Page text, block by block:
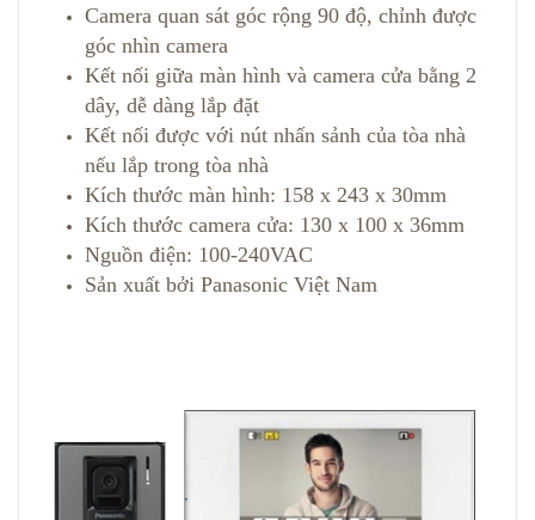
Camera quan sát góc rộng 90 độ, chỉnh được
góc nhìn camera
Kết nối giữa màn hình và camera cửa bằng 2
dây, dễ dàng lắp đặt
Kết nối được với nút nhấn sảnh của tòa nhà
nếu lắp trong tòa nhà
Kích thước màn hình: 158 x 243 x 30mm
Kích thước camera cửa: 130 x 100 x 36mm
Nguồn điện: 100-240VAC
Sản xuất bởi Panasonic Việt Nam